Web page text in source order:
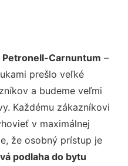
Petronell-Carnuntum –
prešlo veľké
a budeme veľmi
Každému zákazníkovi
v maximálnej
že osobný prístup je
podlaha do bytu